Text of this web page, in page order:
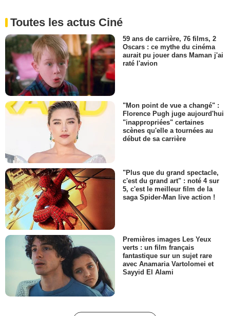
Toutes les actus Ciné
59 ans de carrière, 76 films, 2
Oscars : ce mythe du cinéma
aurait pu jouer dans Maman j'ai
raté l'avion
"Mon point de vue a changé" :
Florence Pugh juge aujourd'hui
"inappropriées" certaines
scènes qu'elle a tournées au
début de sa carrière
"Plus que du grand spectacle,
c'est du grand art" : noté 4 sur
5, c'est le meilleur film de la
saga Spider-Man live action !
Premières images Les Yeux
verts : un film français
fantastique sur un sujet rare
avec Anamaria Vartolomei et
Sayyid El Alami